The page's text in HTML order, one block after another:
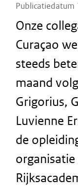
Onze
Curaçao
steeds
maand
Grigorius,
Luvienne
de